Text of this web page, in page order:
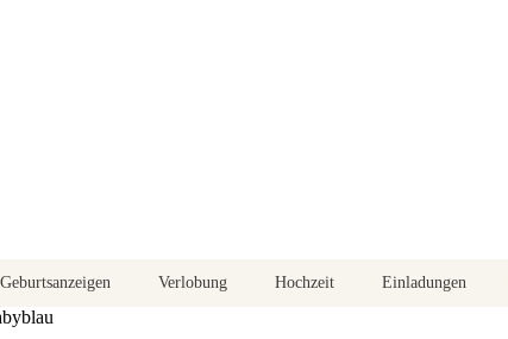
Geburtsanzeigen Verlobung Hochzeit Einladungen